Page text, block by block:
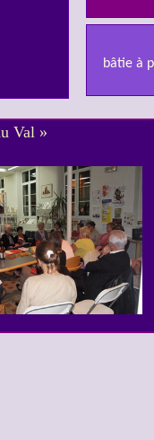
Val »
bâtie à